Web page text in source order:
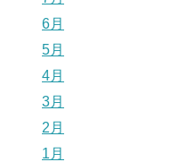
6月
5月
4月
3月
2月
1月